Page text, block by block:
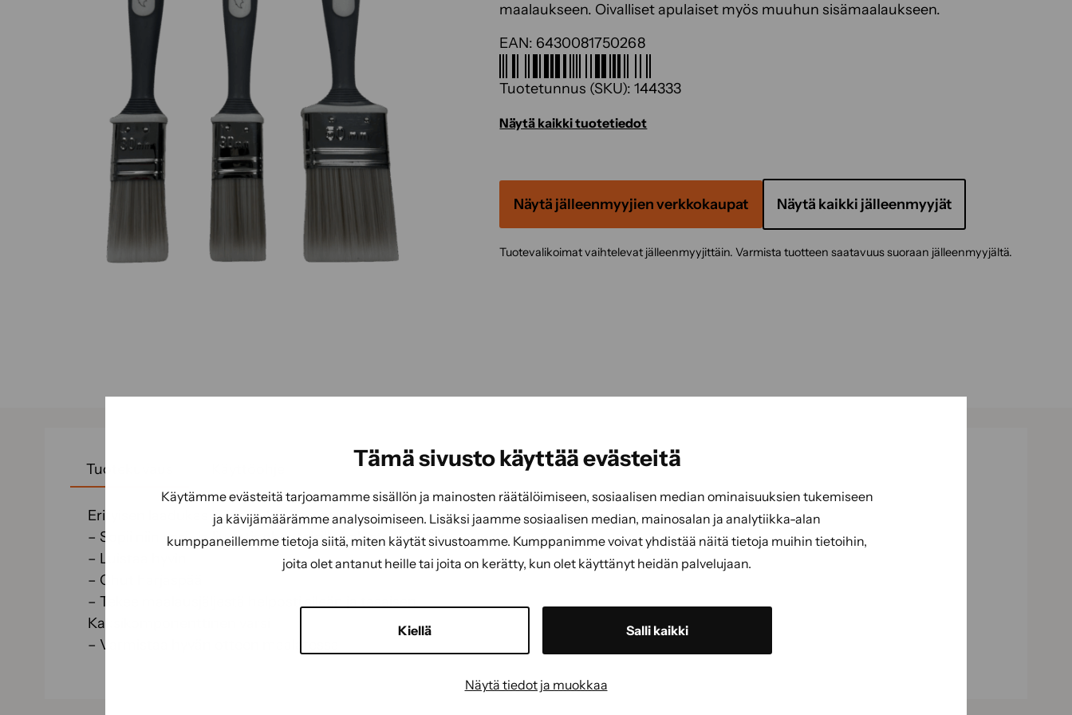
Tämä sivusto käyttää evästeitä
Käytämme evästeitä tarjoamamme sisällön ja mainosten räätälöimiseen, sosiaalisen median ominaisuuksien tukemiseen
ja kävijämäärämme analysoimiseen. Lisäksi jaamme sosiaalisen median, mainosalan ja analytiikka-alan
kumppaneillemme tietoja siitä, miten käytät sivustoamme. Kumppanimme voivat yhdistää näitä tietoja muihin tietoihin,
joita olet antanut heille tai joita on kerätty, kun olet käyttänyt heidän palvelujaan.
Kiellä Salli kaikki
Näytä tiedot ja muokkaa
maalaukseen. Oivalliset apulaiset myös muuhun sisämaalaukseen.
EAN: 6430081750268
Tuotetunnus (SKU):144333
Näytä kaikki tuotetiedot
Näytä jälleenmyyjien verkkokaupat Näytä kaikki jälleenmyyjät
Tuotevalikoimat vaihtelevat jälleenmyyjittäin. Varmista tuotteen saatavuus suoraan jälleenmyyjältä.
Tuotekuvaus
Erityisen laadukas ja hieno harjasmateriaali
– Sopii niin vesi- ja liuontinohenteisille kalustemaaleille
– Luistaa hyvin
– Ohut harjaspää
– Tekee maalausjäljestä helposti sileän ja tasaisen.
Kaksikomponenttinen varsi
– Varmistaa hyvän otteen maalatessa